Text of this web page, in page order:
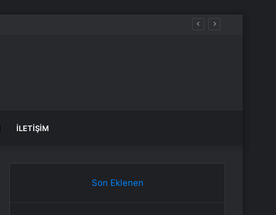
İLETIŞIM
Son Eklenen